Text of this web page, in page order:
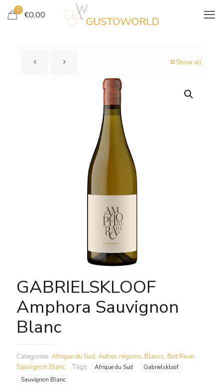
0 €0,00
Show all
GABRIELSKLOOF
Amphora Sauvignon
Blanc
Categories: Afrique du Sud, Autres régions, Blancs, Bot River,
Sauvignon Blanc
Tags: Afrique du Sud
Gabrielskloof
Sauvignon Blanc